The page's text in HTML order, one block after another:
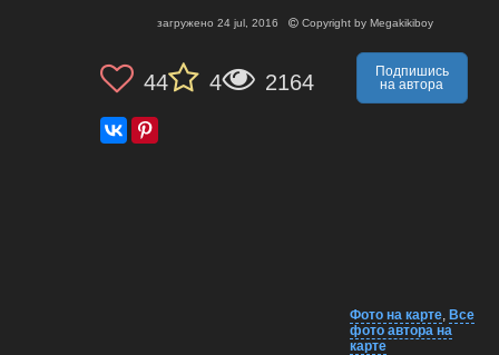
загружено 24 jul, 2016 Copyright by Megakikiboy
44 4 2164
Подпишись
на автора
Фото на карте, Все
фото автора на
карте